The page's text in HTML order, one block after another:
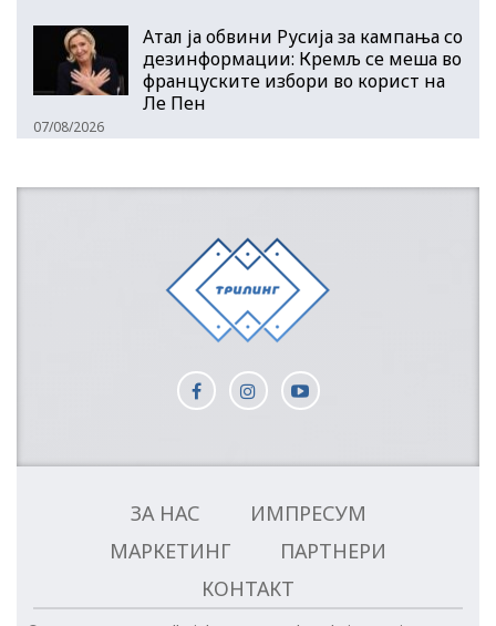
Атал ја обвини Русија за кампања со
дезинформации: Кремљ се меша во
француските избори во корист на
Ле Пен
07/08/2026
ЗА НАС
ИМПРЕСУМ
МАРКЕТИНГ
ПАРТНЕРИ
КОНТАКТ